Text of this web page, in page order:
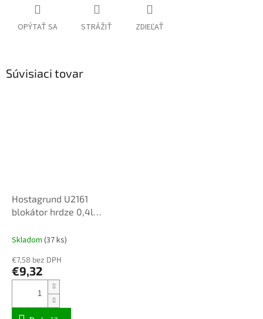
OPÝTAŤ SA STRÁŽIŤ ZDIEĽAŤ
Súvisiaci tovar
Hostagrund U2161
blokátor hrdze 0,4l
Skladom (37 ks)
€7,58 bez DPH
€9,32